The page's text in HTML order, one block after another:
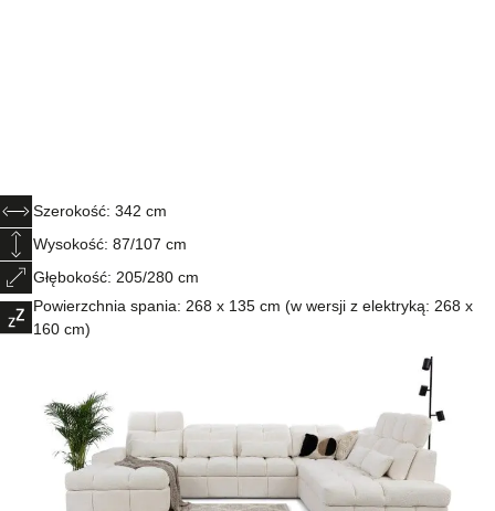
Szerokość: 342 cm
Wysokość: 87/107 cm
Głębokość: 205/280 cm
Powierzchnia spania: 268 x 135 cm (w wersji z elektryką: 268 x
160 cm)